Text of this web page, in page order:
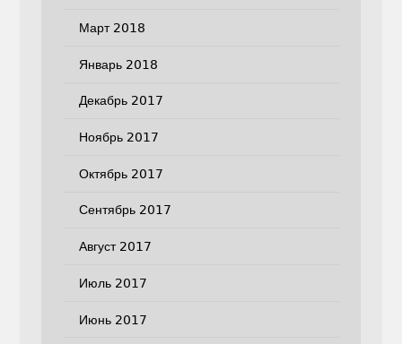
Март 2018
Январь 2018
Декабрь 2017
Ноябрь 2017
Октябрь 2017
Сентябрь 2017
Август 2017
Июль 2017
Июнь 2017